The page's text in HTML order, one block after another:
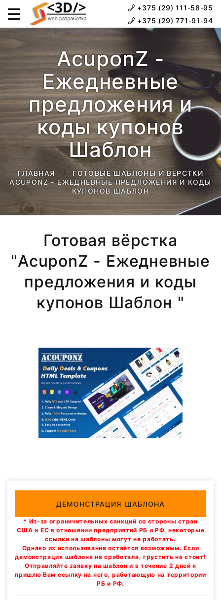
+375 (29) 111-58-95
+375 (29) 771-91-94
AcuponZ -
Ежедневные
предложения и
коды купонов
Шаблон
ГЛАВНАЯ
ГОТОВЫЕ ШАБЛОНЫ И ВЕРСТКИ
ACUPONZ - ЕЖЕДНЕВНЫЕ ПРЕДЛОЖЕНИЯ И КОДЫ
КУПОНОВ ШАБЛОН
Готовая вёрстка
"AcuponZ - Ежедневные
предложения и коды
купонов Шаблон "
ДЕМОНСТРАЦИЯ ШАБЛОНА
* Из-за ограничительных санкций со стороны стран
США и ЕС в отношении предприятий РБ и РФ, некоторые
ссылки на шаблоны могут не работать.
Однако их использование остаётся возможным. Если
демонстрация шаблона не сработала, грустить не стоит!
Отправляйте заявку на шаблон и в течение 2 дней я
пришлю Вам ссылку на него, работающую на территории
РБ и РФ.